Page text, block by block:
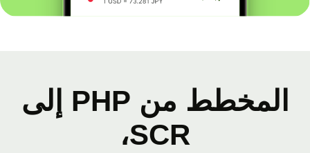
المخطط من PHP إلى
SCR،